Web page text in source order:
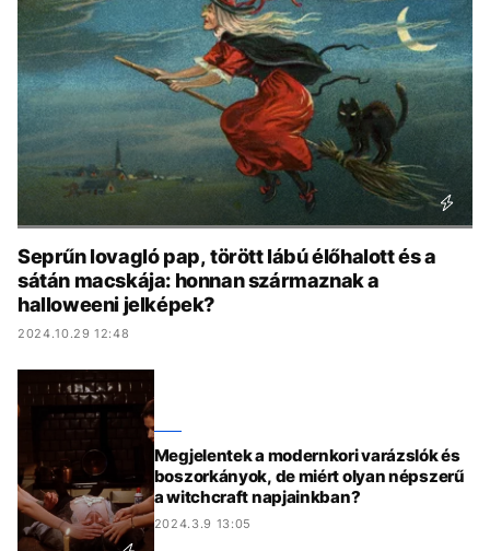
KÖZÉLET UTAZÁS
ÉLETMÓD DESIGN
BESZÉLGETÉSEK ARCOK
VIDEÓ TÖRTÉNETEK
GASZTRO
Seprűn lovagló pap, törött lábú élőhalott és a
sátán macskája: honnan származnak a
halloweeni jelképek?
2024.10.29 12:48
Megjelentek a modernkori varázslók és
boszorkányok, de miért olyan népszerű
a witchcraft napjainkban?
2024.3.9 13:05